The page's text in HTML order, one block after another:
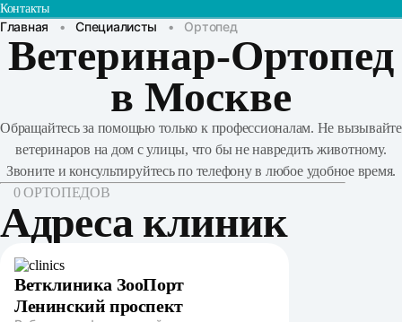
Контакты
Главная • Специалисты • Ортопед
Ветеринар-Ортопед
в Москве
Обращайтесь за помощью только к профессионалам. Не вызывайте
ветеринаров на дом с улицы, что бы не навредить животному.
Звоните и консультируйтесь по телефону в любое удобное время.
0 ОРТОПЕДОВ
Адреса клиник
Ветклиника ЗооПорт
Ленинский проспект